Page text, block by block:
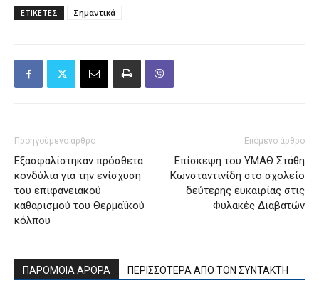
ΕΤΙΚΕΤΕΣ Σημαντικά
Προηγούμενο άρθρο
Εξασφαλίστηκαν πρόσθετα
κονδύλια για την ενίσχυση
του επιφανειακού
καθαρισμού του Θερμαϊκού
κόλπου
Επόμενο άρθρο
Επίσκεψη του ΥΜΑΘ Στάθη
Κωνσταντινίδη στο σχολείο
δεύτερης ευκαιρίας στις
Φυλακές Διαβατών
ΠΑΡΟΜΟΙΑ ΑΡΘΡΑ ΠΕΡΙΣΣΟΤΕΡΑ ΑΠΟ ΤΟΝ ΣΥΝΤΑΚΤΗ